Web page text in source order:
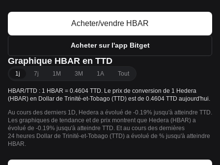
Acheter/vendre HBAR
Acheter sur l'app Bitget
Graphique HBAR en TTD
1j 7j 1M 3M 1A Tout
HBAR/TTD : 1 HBAR = 0.4604 TTD. Le prix de conversion de 1 Hedera
(HBAR) en Dollar de Trinité-et-Tobago (TTD) est de 0.4604 TTD aujourd'hui.
Au cours des derniers 1D, Hedera a évolué de -0.19% jusqu'à atteindre TTD.
Les graphiques de tendance et de prix montrent que Hedera (HBAR) a
évolué de -0.19% jusqu'à atteindre TTD. Et au cours des dernières
24 heures Dollar de Trinité-et-Tobago (TTD) a évolué de % jusqu'à atteindre
HBAR.